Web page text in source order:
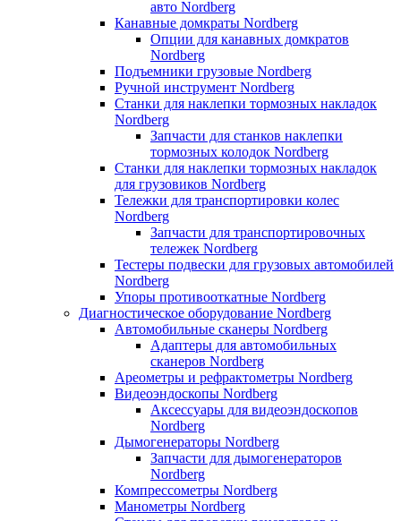
авто Nordberg
Канавные домкраты Nordberg
Опции для канавных домкратов
Nordberg
Подъемники грузовые Nordberg
Ручной инструмент Nordberg
Станки для наклепки тормозных накладок
Nordberg
Запчасти для станков наклепки
тормозных колодок Nordberg
Станки для наклепки тормозных накладок
для грузовиков Nordberg
Тележки для транспортировки колес
Nordberg
Запчасти для транспортировочных
тележек Nordberg
Тестеры подвески для грузовых автомобилей
Nordberg
Упоры противооткатные Nordberg
Диагностическое оборудование Nordberg
Автомобильные сканеры Nordberg
Адаптеры для автомобильных
сканеров Nordberg
Ареометры и рефрактометры Nordberg
Видеоэндоскопы Nordberg
Аксессуары для видеоэндоскопов
Nordberg
Дымогенераторы Nordberg
Запчасти для дымогенераторов
Nordberg
Компрессометры Nordberg
Манометры Nordberg